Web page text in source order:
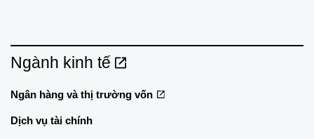
Ngành kinh tế
Ngân hàng và thị trường vốn
Dịch vụ tài chính